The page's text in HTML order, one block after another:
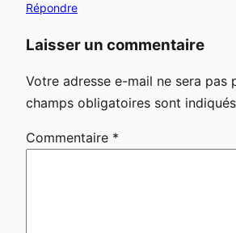
Répondre
Laisser un commentaire
Votre adresse e-mail ne sera pas
champs obligatoires sont
Commentaire *